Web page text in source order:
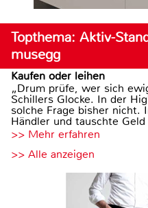
Topthema: Aktiv-
musegg
Kaufen oder leihen
„Drum prüfe, wer sich
Schillers Glocke. In der
solche Frage bisher nicht.
Händler und tauschte
>> Mehr erfahren
>> Alle anzeigen